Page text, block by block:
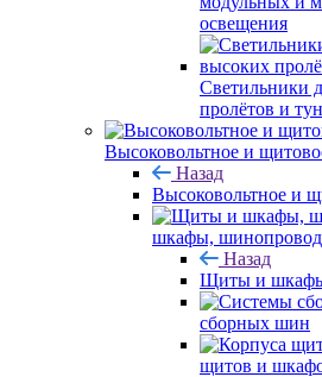
освещения
Светильники
пролётов и
Высоковольтное и
Назад
Высоковольтное и
шкафы, шинопровод
Назад
Щиты и
сборных шин
щитов и